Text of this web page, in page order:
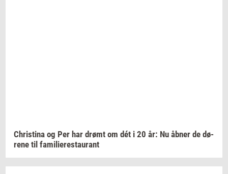
Chri­sti­na og Per har drømt om dét i 20 år: Nu åbner de dø­
re­ne til fa­mi­li­e­re­stau­rant